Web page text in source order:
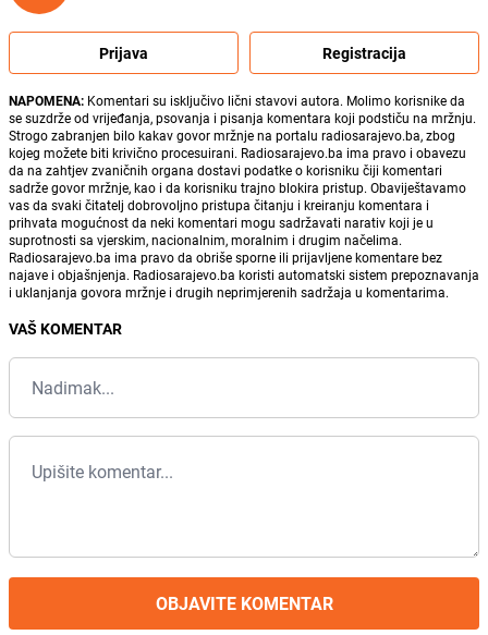
Prijava Registracija
NAPOMENA: Komentari su isključivo lični stavovi autora. Molimo korisnike da
se suzdrže od vrijeđanja, psovanja i pisanja komentara koji podstiču na mržnju.
Strogo zabranjen bilo kakav govor mržnje na portalu radiosarajevo.ba, zbog
kojeg možete biti krivično procesuirani. Radiosarajevo.ba ima pravo i obavezu
da na zahtjev zvaničnih organa dostavi podatke o korisniku čiji komentari
sadrže govor mržnje, kao i da korisniku trajno blokira pristup. Obaviještavamo
vas da svaki čitatelj dobrovoljno pristupa čitanju i kreiranju komentara i
prihvata mogućnost da neki komentari mogu sadržavati narativ koji je u
suprotnosti sa vjerskim, nacionalnim, moralnim i drugim načelima.
Radiosarajevo.ba ima pravo da obriše sporne ili prijavljene komentare bez
najave i objašnjenja. Radiosarajevo.ba koristi automatski sistem prepoznavanja
i uklanjanja govora mržnje i drugih neprimjerenih sadržaja u komentarima.
VAŠ KOMENTAR
OBJAVITE KOMENTAR